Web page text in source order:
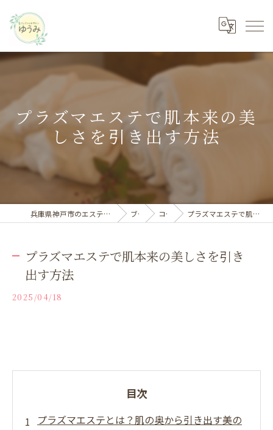
プラズマエステで肌本来の美
しさを引き出す方法
兵庫県神戸市のエステならフェイシャルサロン ゆうみ ブログ コラム プラズマエステで肌本来の美しさを引き出す方法
プラズマエステで肌本来の美しさを引き
出す方法
2025/04/18
目次
プラズマエステとは？肌の奥から引き出す美の